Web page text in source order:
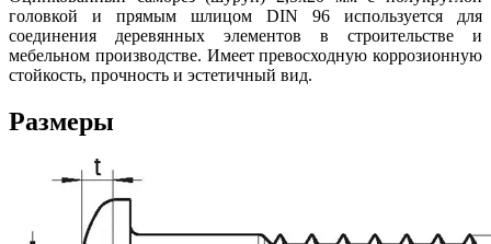
головкой и прямым шлицом DIN 96 используется для
соединения деревянных элементов в строительстве и
мебельном производстве. Имеет превосходную коррозионную
стойкость, прочность и эстетичный вид.
Размеры